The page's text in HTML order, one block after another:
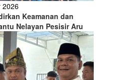
2026
Keamanan dan
Nelayan Pesisir Aru